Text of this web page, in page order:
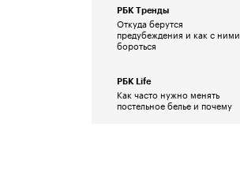
РБК Тренды
Откуда берутся
предубеждения и как с ними
бороться
РБК Life
Как часто нужно менять
постельное белье и почему